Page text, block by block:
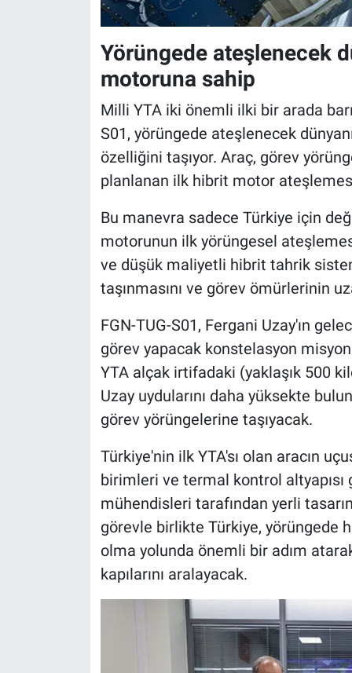
Yörüngede ateşlenecek
motoruna sahip
Milli YTA iki önemli ilki bir arada
S01, yörüngede ateşlenecek
özelliğini taşıyor. Araç, görev
planlanan ilk hibrit motor
Bu manevra sadece Türkiye için
motorunun ilk yörüngesel
ve düşük maliyetli hibrit tahrik
taşınmasını ve görev ömürlerinin
FGN-TUG-S01, Fergani Uzay'ın
görev yapacak konstelasyon
YTA alçak irtifadaki (yaklaşık 500
Uzay uydularını daha yüksekte
görev yörüngelerine taşıyacak.
Türkiye'nin ilk YTA'sı olan aracın
birimleri ve termal kontrol
mühendisleri tarafından yerli
görevle birlikte Türkiye, yörüngede
olma yolunda önemli bir adım
kapılarını aralayacak.